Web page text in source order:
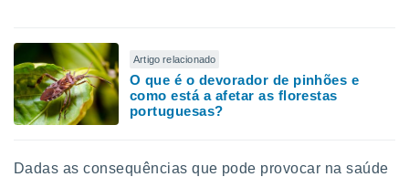
Artigo relacionado
O que é o devorador de pinhões e
como está a afetar as florestas
portuguesas?
Dadas as consequências que pode provocar na saúde